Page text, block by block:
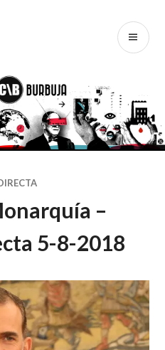
–
5-8-2018